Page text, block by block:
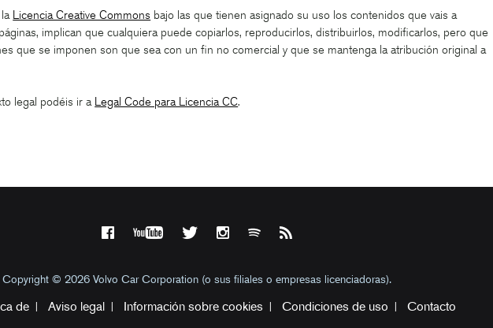
Licencia Creative Commons bajo las que tienen asignado su uso los contenidos que vais a
implican que cualquiera puede copiarlos, reproducirlos, distribuirlos, modificarlos, pero que
que se imponen son que sea con un fin no comercial y que se mantenga la atribución original a
legal podéis ir a Legal Code para Licencia CC.
Copyright © 2026 Volvo Car Corporation (o sus filiales o empresas licenciadoras).
de Aviso legal Información sobre cookies Condiciones de uso Contacto